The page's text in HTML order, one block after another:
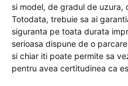
si model, de gradul de uzura,
Totodata, trebuie sa ai
siguranta pe toata durata
serioasa dispune de o
si chiar iti poate permite sa
pentru avea certitudinea ca